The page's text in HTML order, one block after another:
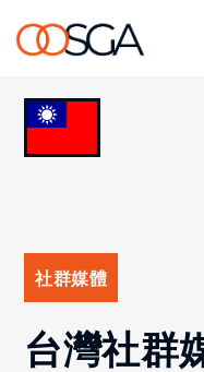
社群媒體
台灣社群